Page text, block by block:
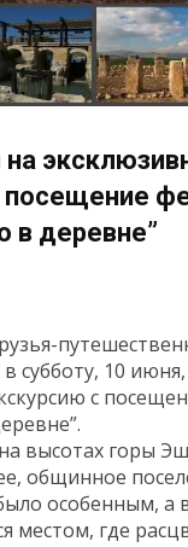
посещение
в деревне”
субботу, 10
с
высотах горы
общинное
особенным, а
местом, где